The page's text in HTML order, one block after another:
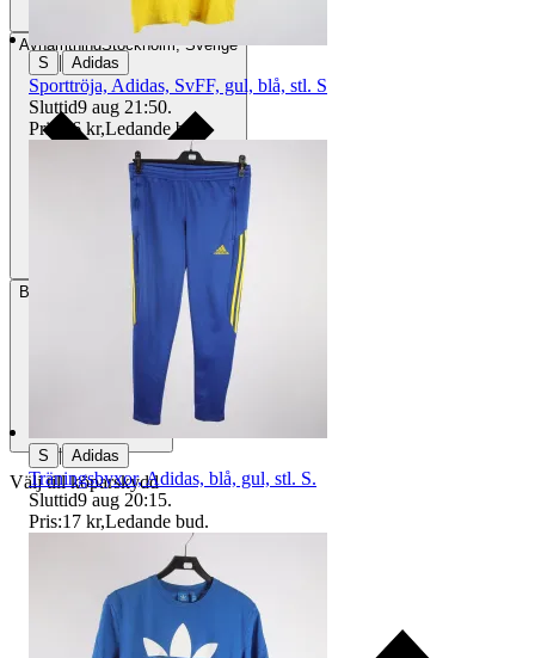
AvhämtningStockholm, Sverige
Betalning Via Tradera
Välj till köparskydd
S | Adidas
Sporttröja, Adidas, SvFF, gul, blå, stl. S
Sluttid9 aug 21:50.
Pris:
26 kr,Ledande bud .
S | Adidas
Träningsbyxor, Adidas, blå, gul, stl. S.
Sluttid9 aug 20:15.
Pris:17 kr,Ledande bud.